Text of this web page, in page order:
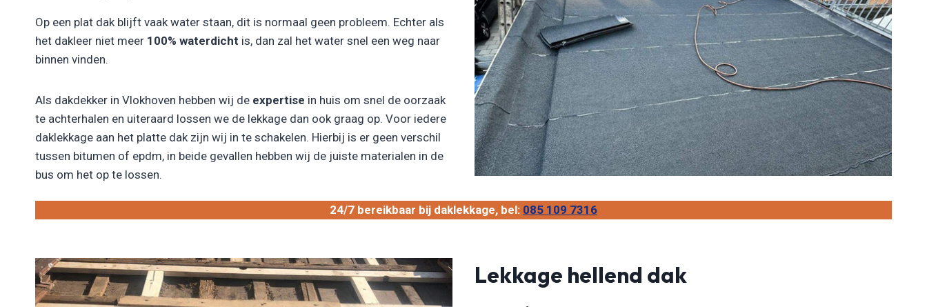
Op een plat dak blijft vaak water staan, dit is normaal geen probleem. Echter als
het dakleer niet meer 100% waterdicht is, dan zal het water snel een weg naar
binnen vinden.
Als dakdekker in Vlokhoven hebben wij de expertise in huis om snel de oorzaak
te achterhalen en uiteraard lossen we de lekkage dan ook graag op. Voor iedere
daklekkage aan het platte dak zijn wij in te schakelen. Hierbij is er geen verschil
tussen bitumen of epdm, in beide gevallen hebben wij de juiste materialen in de
bus om het op te lossen.
24/7 bereikbaar bij daklekkage, bel: 085 109 7316
Lekkage hellend dak